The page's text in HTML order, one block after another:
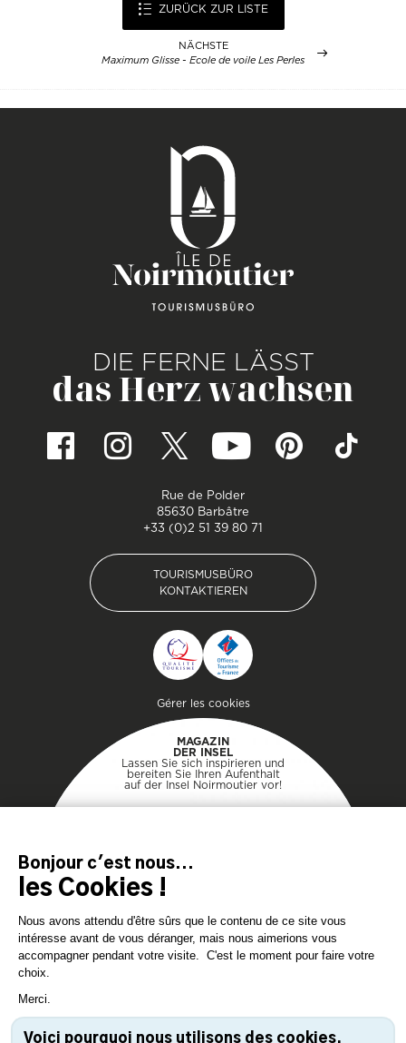
ZURÜCK ZUR LISTE
NÄCHSTE
Maximum Glisse - Ecole de voile Les Perles
Gérer les cookies
MAGAZIN
DER INSEL
Lassen Sie sich inspirieren und
bereiten Sie Ihren Aufenthalt
auf der Insel Noirmoutier vor!
KONSULTIEREN SIE
DIE FERNE LÄSST
das Herz wachsen
Rue de Polder
85630 Barbâtre
+33 (0)2 51 39 80 71
TOURISMUSBÜRO
KONTAKTIEREN
TOURISMUSBÜRO
KONTAKTIEREN